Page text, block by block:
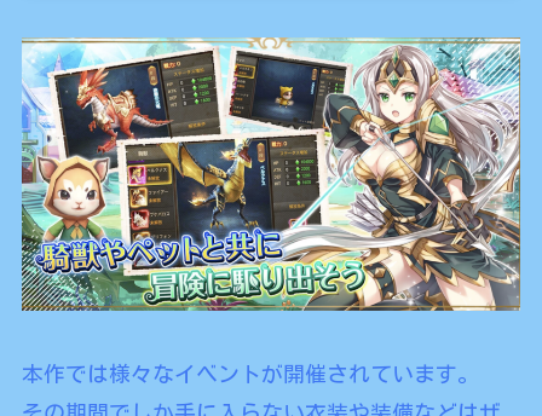
本作では様々なイベントが開催されています。